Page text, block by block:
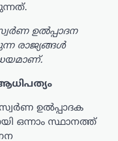
ഉൽപ്പാദന
രാജ്യങ്ങൾ
ഉൽപ്പാദക
ഒന്നാം സ്ഥാനത്ത്